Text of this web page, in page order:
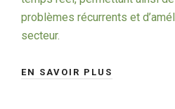
problèmes récurrents et
secteur.
EN SAVOIR PLUS